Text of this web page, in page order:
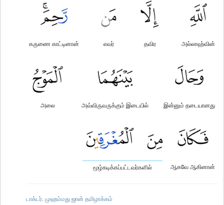
அல்லாஹ்வின்
தவிர
எவர்
கருணை காட்டினான்
இன்னும் தடையானது
அவ்விருவருக்கும் இடையில்
அலை
ஆகவே ஆகினான்
மூழ்கடிக்கப்பட்டவர்களில்
டாக்டர். முஹம்மது ஜான் தமிழாக்கம்